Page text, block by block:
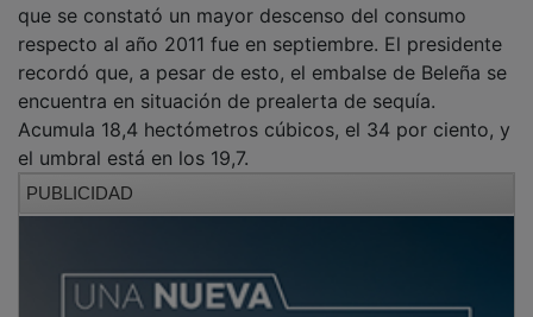
que se constató un mayor descenso del consumo
respecto al año 2011 fue en septiembre. El presidente
recordó que, a pesar de esto, el embalse de Beleña se
encuentra en situación de prealerta de sequía.
Acumula 18,4 hectómetros cúbicos, el 34 por ciento, y
el umbral está en los 19,7.
PUBLICIDAD